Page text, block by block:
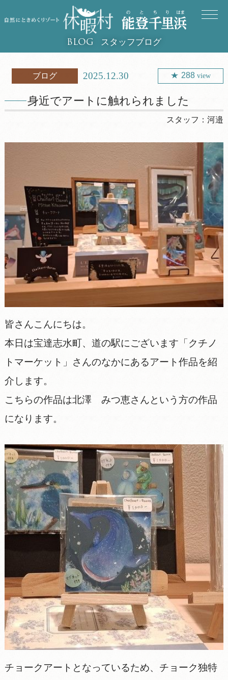
BLOG スタッフブログ
ブログ 2025.12.30 288 view
身近でアートに触れられました
スタッフ：河邉
皆さんこんにちは。
本日は宝達志水町、道の駅にございます「クチノ
トマーケット」さんのなかにあるアート作品を紹
介します。
こちらの作品は北澤 みつ恵さんという方の作品
になります。
チョークアートとなっているため、チョーク独特